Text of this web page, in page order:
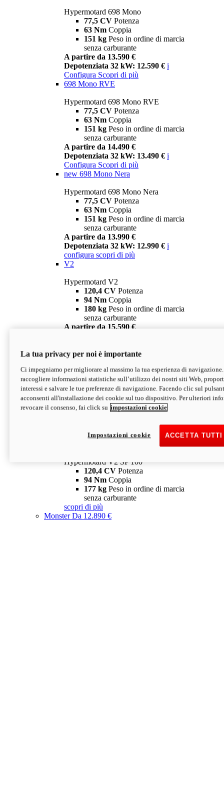
Hypermotard 698 Mono
77,5 CV Potenza
63 Nm Coppia
151 kg Peso in ordine di marcia
senza carburante
A partire da 13.590 €
Depotenziata 32 kW: 12.590 € i
Configura Scopri di più
698 Mono RVE
Hypermotard 698 Mono RVE
77,5 CV Potenza
63 Nm Coppia
151 kg Peso in ordine di marcia
senza carburante
A partire da 14.490 €
Depotenziata 32 kW: 13.490 € i
Configura Scopri di più
new 698 Mono Nera
Hypermotard 698 Mono Nera
77,5 CV Potenza
63 Nm Coppia
151 kg Peso in ordine di marcia
senza carburante
A partire da 13.990 €
Depotenziata 32 kW: 12.990 € i
configura scopri di più
V2
Hypermotard V2
120,4 CV Potenza
94 Nm Coppia
180 kg Peso in ordine di marcia
senza carburante
A partire da 15.590 €
V2 SP
Hypermotard V2 SP
120,4 CVPotenza
94 NmCoppia
177 kgPeso in ordine di marcia
senza carburante
Depotenziata 35 kW: 18.890 € i
configura scopri di più
Hypermotard V2 SP 100
120,4 CV Potenza
94 Nm Coppia
177 kg Peso in ordine di marcia
senza carburante
scopri di più
MonsterDa 12.890 €
La tua privacy per noi è importante
Ci impegniamo per migliorare al massimo la tua esperienza di
raccogliere informazioni statistiche sull’utilizzo dei nostri siti Web,
interessi e salvare le tue preferenze di navigazione. Facendo clic sul
acconsenti all'installazione dei cookie sul tuo dispositivo. Per ulteriori
revocare il consenso, fai click su impostazioni cookie
ACCETTA
Impostazioni cookie